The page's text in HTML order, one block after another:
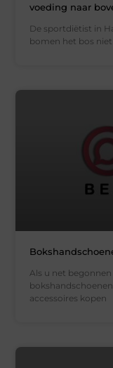
voeding naar
De sportdiëtist in
bomen het bos
Als u net
accessoires kopen